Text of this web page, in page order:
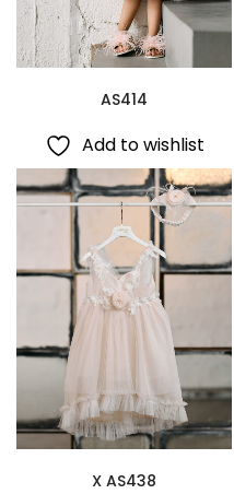
AS414
Add to wishlist
X AS438